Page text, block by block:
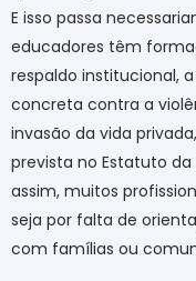
E isso passa
educadores têm
respaldo institucional,
concreta contra a
invasão da vida
prevista no Estatuto
assim, muitos
seja por falta de
com famílias ou